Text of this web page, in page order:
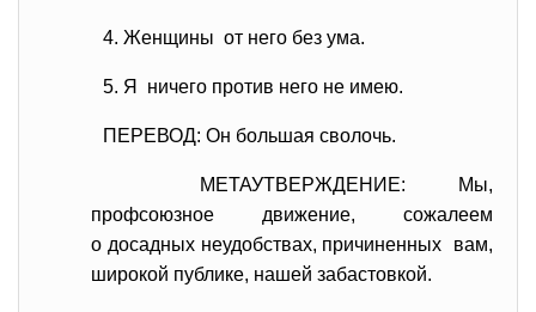
4. Женщины от него без ума.
5. Я ничего против него не имею.
ПЕРЕВОД: Он большая сволочь.
МЕТАУТВЕРЖДЕНИЕ: Мы,
профсоюзное движение, сожалеем
о досадных неудобствах, причиненных вам,
широкой публике, нашей забастовкой.